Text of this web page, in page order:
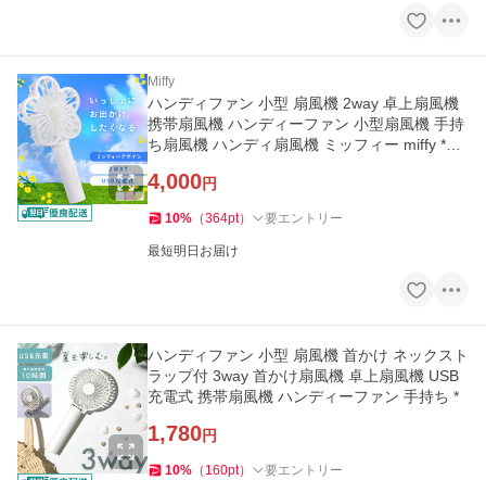
Miffy
ハンディファン 小型 扇風機 2way 卓上扇風機
携帯扇風機 ハンディーファン 小型扇風機 手持
ち扇風機 ハンディ扇風機 ミッフィー miffy *
4,000円
10% （364pt） 要エントリー
最短明日お届け
ハンディファン 小型 扇風機 首かけ ネックスト
ラップ付 3way 首かけ扇風機 卓上扇風機 USB
充電式 携帯扇風機 ハンディーファン 手持ち *
1,780円
10% （ 160pt） 要エントリー